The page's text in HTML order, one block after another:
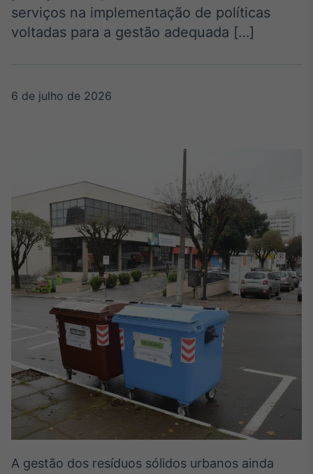
Broadcast
Energia
O setor de
Plataforma para
personalizados
Soluções de Dados
e Conteúdos
Broadcast
OTC
Plataforma para
negociação de
ativos
Broadcast
Datafeed
APIs para
conteúdos e
dados
Broadcast
Cotações e
serviços na implementação de políticas
voltadas para a gestão adequada […]
6 de julho de 2026
A gestão dos resíduos sólidos urbanos ainda